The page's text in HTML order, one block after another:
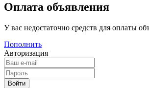
Оплата объявления
У вас недостаточно средств для оплаты
Пополнить
Авторизация